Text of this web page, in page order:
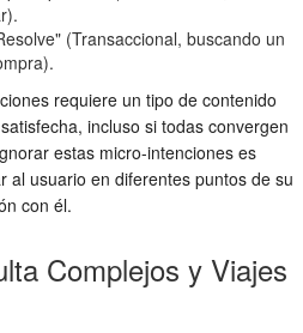
(Transaccional, buscando un
requiere un tipo de contenido
incluso si todas convergen
estas micro-intenciones es
al usuario en diferentes puntos de su
con él.
Complejos y Viajes